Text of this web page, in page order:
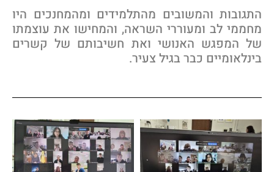
והמשובים מהתלמידים ומהמחנכים היו
לב ומעוררי השראה, והמחישו את עוצמתו
המפגש האנושי ואת חשיבותם של קשרים
כבר בגיל צעיר.